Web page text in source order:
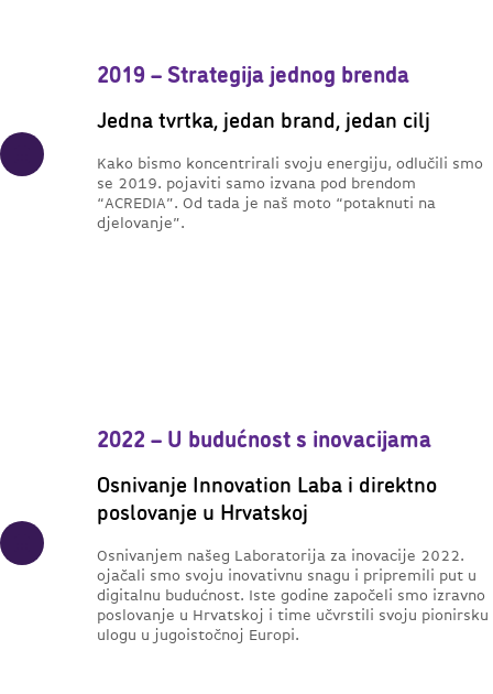
2019 – Strategija jednog brenda
Jedna tvrtka, jedan brand, jedan cilj
Kako bismo koncentrirali svoju energiju, odlučili smo
se 2019. pojaviti samo izvana pod brendom
“ACREDIA”. Od tada je naš moto “potaknuti na
djelovanje”.
2022 – U budućnost s inovacijama
Osnivanje Innovation Laba i direktno
poslovanje u Hrvatskoj
Osnivanjem našeg Laboratorija za inovacije 2022.
ojačali smo svoju inovativnu snagu i pripremili put u
digitalnu budućnost. Iste godine započeli smo izravno
poslovanje u Hrvatskoj i time učvrstili svoju pionirsku
ulogu u jugoistočnoj Europi.